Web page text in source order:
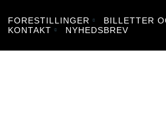
FORESTILLINGER BILLETTER
KONTAKT
NYHEDSBREV